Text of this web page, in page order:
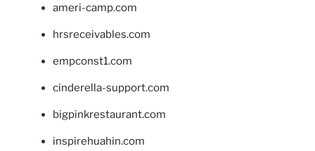
ameri-camp.com
hrsreceivables.com
empconst1.com
cinderella-support.com
bigpinkrestaurant.com
inspirehuahin.com